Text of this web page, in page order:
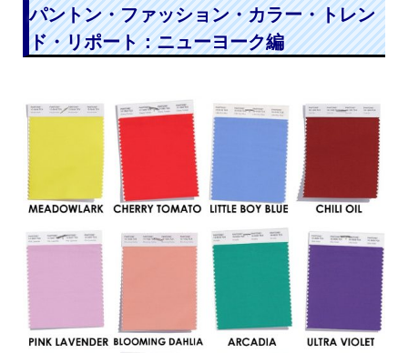
パントン・ファッション・カラー・トレン
ド・リポート：ニューヨーク編